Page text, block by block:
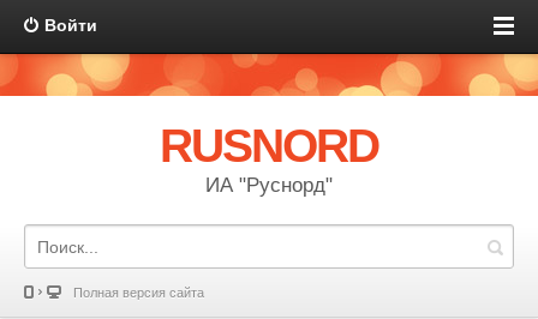
Войти
RUSNORD
ИА "Руснорд"
Полная версия сайта